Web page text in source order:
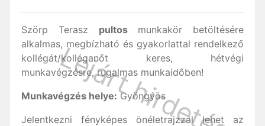
Szörp Terasz pultos munkakör betöltésére
alkalmas, megbízható és gyakorlattal rendelkező
kollégát/kolléganőt keres, hétvégi
munkavégzésre, rugalmas munkaidőben!
Munkavégzés helye: Gyöngyös
Jelentkezni fényképes önéletrajzzal lehet az